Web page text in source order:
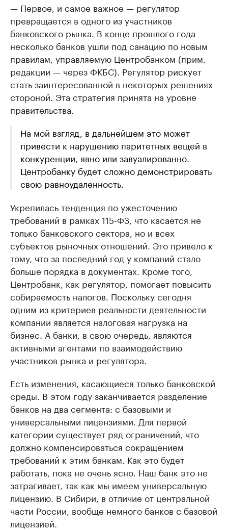
— Первое, и самое важное — регулятор
превращается в одного из участников
банковского рынка. В конце прошлого года
несколько банков ушли под санацию по новым
правилам, управляемую Центробанком (прим.
редакции — через ФКБС). Регулятор рискует
стать заинтересованной в некоторых решениях
стороной. Эта стратегия принята на уровне
правительства.
На мой взгляд, в дальнейшем это может
привести к нарушению паритетных вещей в
конкуренции, явно или завуалированно.
Центробанку будет сложно демонстрировать
свою равноудаленность.
Укрепилась тенденция по ужесточению
требований в рамках 115-ФЗ, что касается не
только банковского сектора, но и всех
субъектов рыночных отношений. Это привело к
тому, что за последний год у компаний стало
больше порядка в документах. Кроме того,
Центробанк, как регулятор, помогает повысить
собираемость налогов. Поскольку сегодня
одним из критериев реальности деятельности
компании является налоговая нагрузка на
бизнес. А банки, в свою очередь, являются
активными агентами по взаимодействию
участников рынка и регулятора.
Есть изменения, касающиеся только банковской
среды. В этом году заканчивается разделение
банков на два сегмента: с базовыми и
универсальными лицензиями. Для первой
категории существует ряд ограничений, что
должно компенсироваться сокращением
требований к этим банкам. Как это будет
работать, пока не очень ясно. Наш банк это не
затрагивает, так как мы имеем универсальную
лицензию. В Сибири, в отличие от центральной
части России, вообще немного банков с базовой
лицензией.